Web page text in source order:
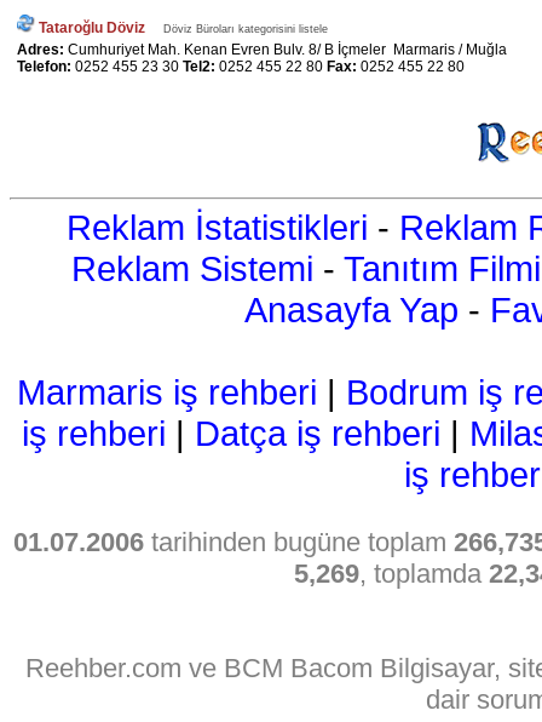
Tataroğlu Döviz Döviz Büroları kategorisini listele
Adres: Cumhuriyet Mah. Kenan Evren Bulv. 8/ B İçmeler Marmaris / Muğla
Telefon: 0252 455 23 30 Tel2: 0252 455 22 80 Fax: 0252 455 22 80
Reklam İstatistikleri - Reklam
Reklam Sistemi - Tanıtım Filmi
Anasayfa Yap -
Marmaris iş rehberi | Bodrum iş
iş rehberi | Datça iş rehberi |
iş
01.07.2006 tarihinden bugüne toplam
5,269, toplamda
Reehber.com ve BCM Bacom Bilgisayar,
dair